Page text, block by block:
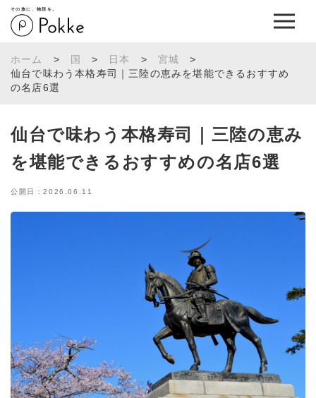
その旅に、物語を。
ホーム > 国 > 日本 > 宮城
>
仙台で味わう本格寿司｜三陸の恵みを堪能できるおすすめ
の名店6選
仙台で味わう本格寿司｜三陸の恵み
を堪能できるおすすめの名店6選
公開日：2026.06.11